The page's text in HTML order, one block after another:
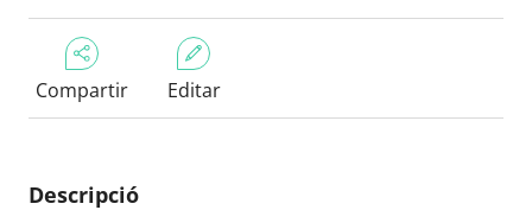
Compartir Editar
Descripció